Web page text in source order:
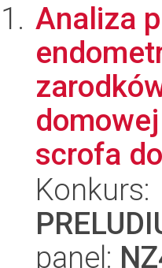
Analiza
scrofa
Konkurs:
panel: